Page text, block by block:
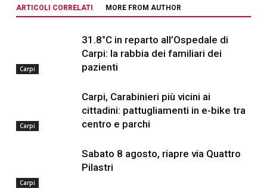
ARTICOLI CORRELATI MORE FROM AUTHOR
Carpi
31.8°C in reparto all’Ospedale di
Carpi: la rabbia dei familiari dei
pazienti
Carpi
Carpi, Carabinieri più vicini ai
cittadini: pattugliamenti in e-bike tra
centro e parchi
Carpi
Sabato 8 agosto, riapre via Quattro
Pilastri